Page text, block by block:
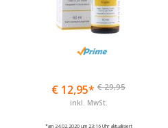
€ 12,95* € 29,95
inkl. MwSt.
*am 24.02.2020 um 23:16 Uhr aktualisiert